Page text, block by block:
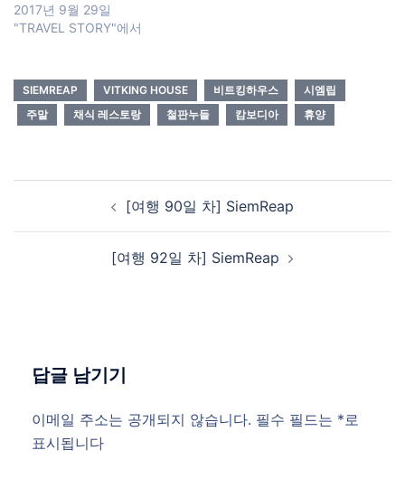
2017년 9월 29일
"TRAVEL STORY"에서
SIEMREAP VITKING HOUSE 비트킹하우스
시엠립
주말
채식 레스토랑 철판누들 캄보디아 휴양
navigation [여행 90일 차] SiemReap
[여행 92일 차] SiemReap
답글 남기기
이메일 주소는 공개되지 않습니다. 필수 필드는 * 로
표시됩니다